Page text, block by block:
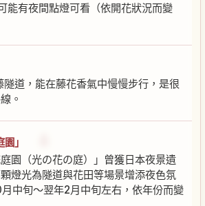
能有夜間點燈可看（依開花狀況而變
道，能在藤花香氣中慢慢步行，是很
。
」
園（光の花の庭）」曾獲日本夜景遺
燈光為隧道與花田等場景增添夜色氛
中旬～翌年2月中旬左右，依年份而變